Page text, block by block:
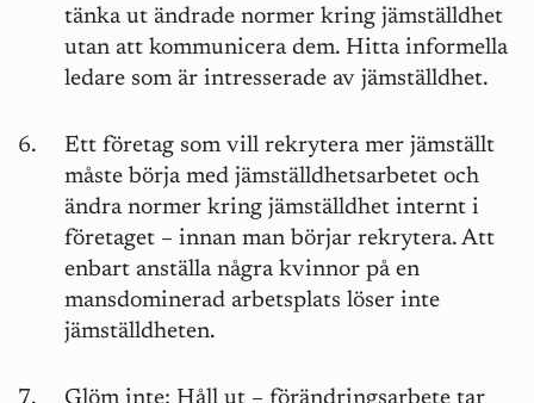
tänka ut ändrade normer kring jämställdhet
utan att kommunicera dem. Hitta informella
ledare som är intresserade av jämställdhet.
Ett företag som vill rekrytera mer jämställt
måste börja med jämställdhetsarbetet och
ändra normer kring jämställdhet internt i
företaget – innan man börjar rekrytera. Att
enbart anställa några kvinnor på en
mansdominerad arbetsplats löser inte
jämställdheten.